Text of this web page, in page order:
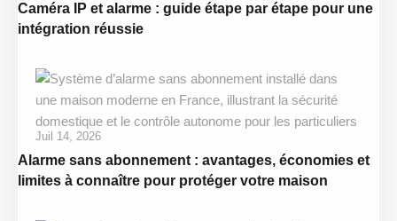
Caméra IP et alarme : guide étape par étape pour une
intégration réussie
Juil 14, 2026
Alarme sans abonnement : avantages, économies et
limites à connaître pour protéger votre maison